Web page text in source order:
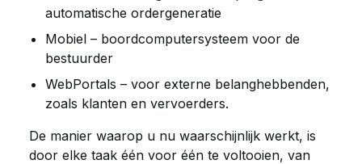
automatische ordergeneratie
Mobiel – boordcomputersysteem voor de
bestuurder
WebPortals – voor externe belanghebbenden,
zoals klanten en vervoerders.
De manier waarop u nu waarschijnlijk werkt, is
door elke taak één voor één te voltooien, van